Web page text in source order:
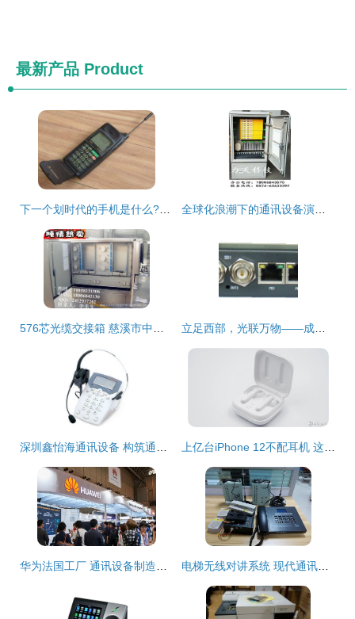
最新产品 Product
下一个划时代的手机是什么?5G时代将改变手中的智能手机 全球化浪潮下的通讯设备演变 连接未来的基石
576芯光缆交接箱 慈溪市中星通信设备厂的生产工艺与品牌力量揭秘 立足西部，光联万物——成都科昂通讯设备有限公司引领无线通信新风尚
深圳鑫怡海通讯设备 构筑通信未来的桥梁 上亿台iPhone 12不配耳机 这51家工厂赚翻了
华为法国工厂 通讯设备制造的欧洲新地标 电梯无线对讲系统 现代通讯设备在土木工程中的革新应用